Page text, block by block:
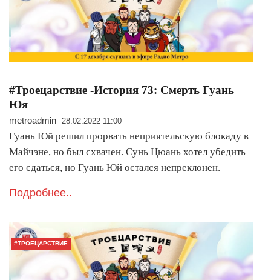
#Троецарствие -История 73: Смерть Гуань
Юя
metroadmin 28.02.2022 11:00
Гуань Юй решил прорвать неприятельскую блокаду в
Майчэне, но был схвачен. Сунь Цюань хотел убедить
его сдаться, но Гуань Юй остался непреклонен.
Подробнее..
#ТРОЕЦАРСТВИЕ